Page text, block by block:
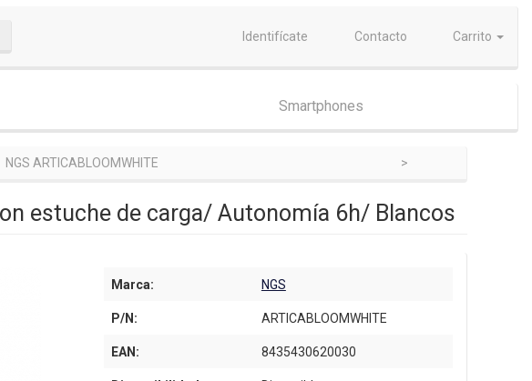
Identifícate Contacto Carrito
Smartphones
NGS ARTICABLOOMWHITE
estuche de carga/ Autonomía 6h/ Blancos
Marca: NGS
P/N: ARTICABLOOMWHITE
EAN: 8435430620030